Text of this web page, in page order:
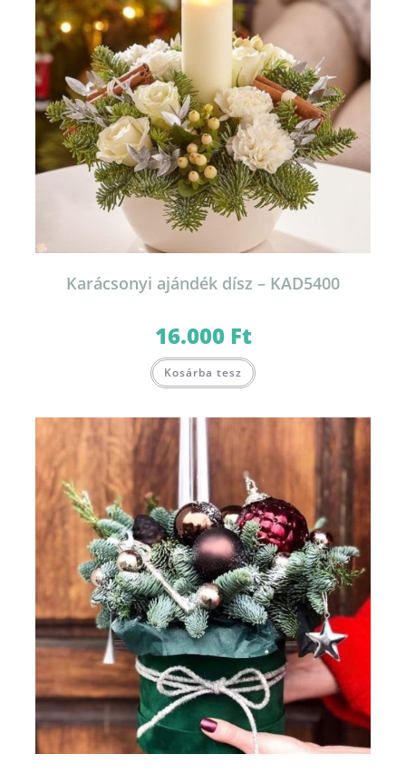
Karácsonyi ajándék dísz – KAD5400
16.000 Ft
Kosárba tesz